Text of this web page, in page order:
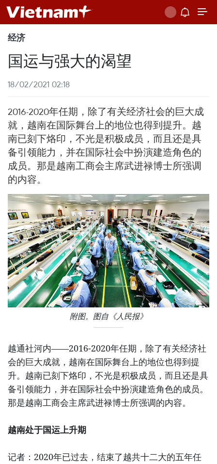
经济
国运与强大的渴望
18/02/2021 02:18
2016-2020年任期，除了有关经济社会的巨大成
就，越南在国际舞台上的地位也得到提升。越
南已刻下烙印，不光是积极成员，而且还是具
备引领能力，并在国际社会中扮演建造角色的
成员。那是越南工商会主席武进禄博士所强调
的内容。
附图。图自《人民报》
越通社河内——2016-2020年任期，除了有关经济社
会的巨大成就，越南在国际舞台上的地位也得到提
升。越南已刻下烙印，不光是积极成员，而且还是具
备引领能力，并在国际社会中扮演建造角色的成员。
那是越南工商会主席武进禄博士所强调的内容。
越南处于国运上升期
记者：2020年已过去，结束了越共十二大的五年任